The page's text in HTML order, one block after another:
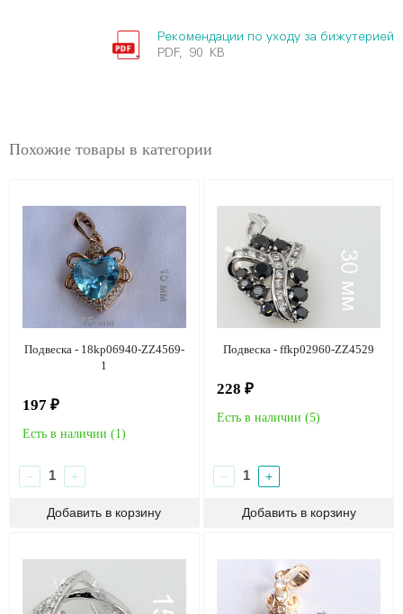
Рекомендации по уходу за бижутерией
PDF, 90 KB
Похожие товары в категории
Подвеска - 18kp06940-ZZ4569-
1
197 ₽
Есть в наличии (1)
− +
Подвеска - ffkp02960-ZZ4529
228 ₽
Есть в наличии (5)
− +